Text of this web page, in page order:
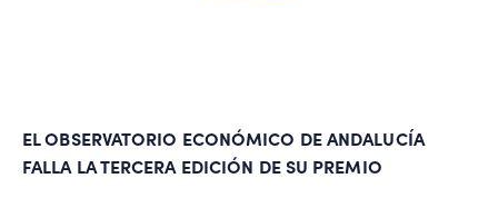
EL OBSERVATORIO ECONÓMICO DE ANDALUCÍA
FALLA LA TERCERA EDICIÓN DE SU PREMIO